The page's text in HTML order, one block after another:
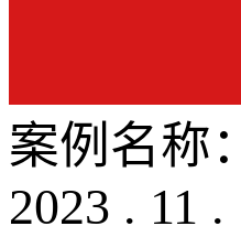
案例名称：
2023 . 11 .